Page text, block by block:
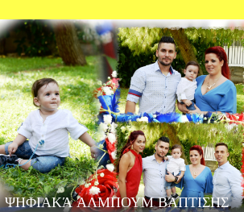
ΨΗΦΙΑΚΆ ΆΛΜΠΟΥΜ ΒΆΠΤΙΣΗΣ